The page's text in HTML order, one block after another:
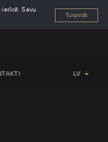
Savu
Turpināt
LV